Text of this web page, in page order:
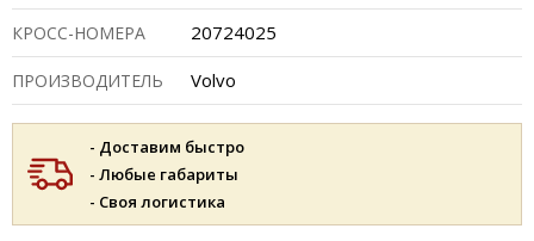
КРОСС-НОМЕРА 20724025
ПРОИЗВОДИТЕЛЬ Volvo
- Доставим быстро
- Любые габариты
- Своя логистика